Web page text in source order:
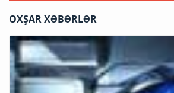
OXŞAR XƏBƏRLƏR